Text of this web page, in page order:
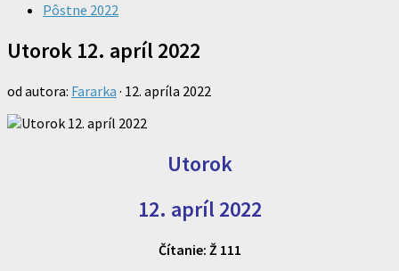
Pôstne 2022
Utorok 12. apríl 2022
od autora: Fararka · 12. apríla 2022
Utorok
12. apríl 2022
Čítanie: Ž 111